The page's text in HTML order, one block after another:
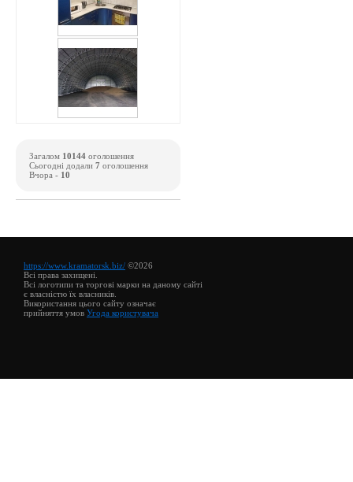
Загалом 10144 оголошення
Сьогодні додали 7 оголошення
Вчора - 10
https://www.kramatorsk.biz/ ©2026
Всі права захищені.
Всі логотипи та торгові марки на даному сайті
є власністю їх власників.
Використання цього сайту означає
прийняття умов Угода користувача